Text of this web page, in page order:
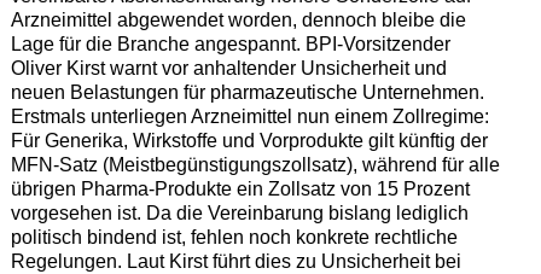
Arzneimittel abgewendet worden, dennoch bleibe die
Lage für die Branche angespannt. BPI-Vorsitzender
Oliver Kirst warnt vor anhaltender Unsicherheit und
neuen Belastungen für pharmazeutische Unternehmen.
Erstmals unterliegen Arzneimittel nun einem Zollregime:
Für Generika, Wirkstoffe und Vorprodukte gilt künftig der
MFN-Satz (Meistbegünstigungszollsatz), während für alle
übrigen Pharma-Produkte ein Zollsatz von 15 Prozent
vorgesehen ist. Da die Vereinbarung bislang lediglich
politisch bindend ist, fehlen noch konkrete rechtliche
Regelungen. Laut Kirst führt dies zu Unsicherheit bei